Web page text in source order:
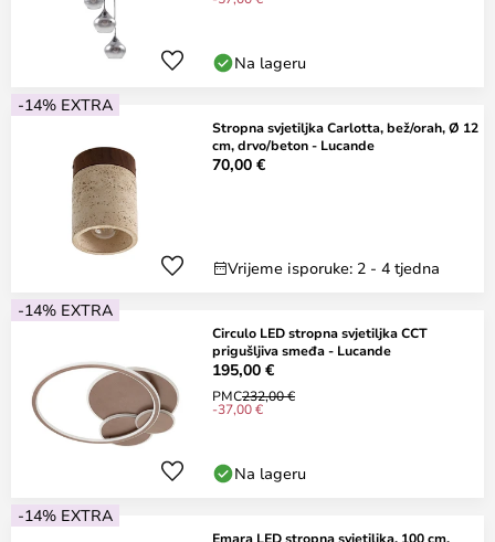
Na lageru
-14% EXTRA
Stropna svjetiljka Carlotta, bež/orah, Ø 12
cm, drvo/beton - Lucande
70,00 €
Vrijeme isporuke: 2 - 4 tjedna
-14% EXTRA
Circulo LED stropna svjetiljka CCT
prigušljiva smeđa - Lucande
195,00 €
PMC232,00 €
-37,00 €
Na lageru
-14% EXTRA
Emara LED stropna svjetiljka, 100 cm,